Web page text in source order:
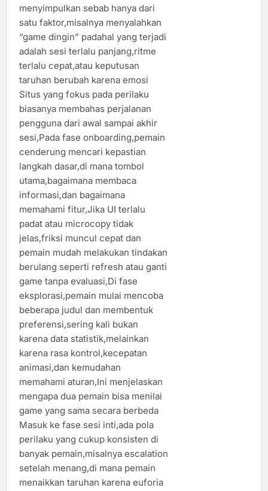
menyimpulkan sebab hanya dari
satu faktor,misalnya menyalahkan
“game dingin” padahal yang terjadi
adalah sesi terlalu panjang,ritme
terlalu cepat,atau keputusan
taruhan berubah karena emosi
Situs yang fokus pada perilaku
biasanya membahas perjalanan
pengguna dari awal sampai akhir
sesi,Pada fase onboarding,pemain
cenderung mencari kepastian
langkah dasar,di mana tombol
utama,bagaimana membaca
informasi,dan bagaimana
memahami fitur,Jika UI terlalu
padat atau microcopy tidak
jelas,friksi muncul cepat dan
pemain mudah melakukan tindakan
berulang seperti refresh atau ganti
game tanpa evaluasi,Di fase
eksplorasi,pemain mulai mencoba
beberapa judul dan membentuk
preferensi,sering kali bukan
karena data statistik,melainkan
karena rasa kontrol,kecepatan
animasi,dan kemudahan
memahami aturan,Ini menjelaskan
mengapa dua pemain bisa menilai
game yang sama secara berbeda
Masuk ke fase sesi inti,ada pola
perilaku yang cukup konsisten di
banyak pemain,misalnya escalation
setelah menang,di mana pemain
menaikkan taruhan karena euforia